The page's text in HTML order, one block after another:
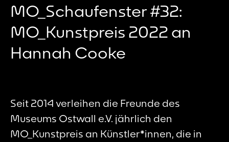
MO_Schaufenster #32:
MO_Kunstpreis 2022 an
Hannah Cooke
Seit 2014 verleihen die Freunde des
Museums Ostwall e.V. jährlich den
MO_Kunstpreis an Künstler*innen, die in